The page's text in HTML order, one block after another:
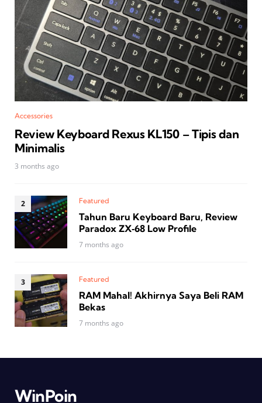
Accessories
Review Keyboard Rexus KL150 – Tipis dan
Minimalis
3 months ago
Featured
Tahun Baru Keyboard Baru, Review
Paradox ZX‑68 Low Profile
7 months ago
Featured
RAM Mahal! Akhirnya Saya Beli RAM
Bekas
7 months ago
WinPoin